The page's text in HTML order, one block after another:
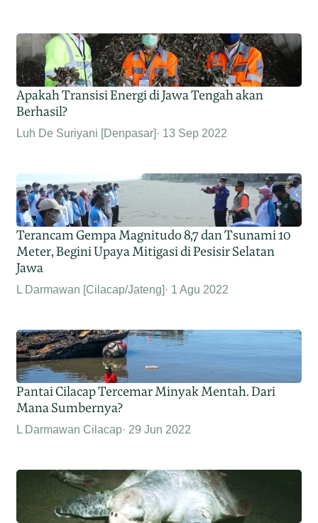
Apakah Transisi Energi di Jawa Tengah akan
Berhasil?
Luh De Suriyani [Denpasar] 13 Sep 2022
Terancam Gempa Magnitudo 8,7 dan Tsunami 10
Meter, Begini Upaya Mitigasi di Pesisir Selatan
Jawa
L Darmawan [Cilacap/Jateng] 1 Agu 2022
Pantai Cilacap Tercemar Minyak Mentah. Dari
Mana Sumbernya?
L Darmawan Cilacap 29 Jun 2022